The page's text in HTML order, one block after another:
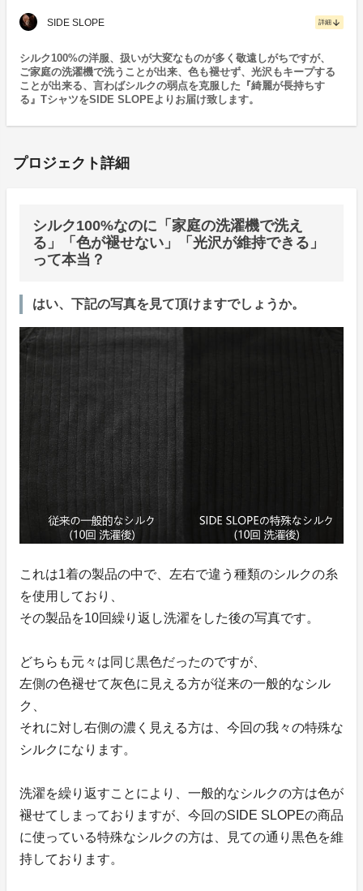
SIDE SLOPE 詳細 arrow_downward
シルク100%の洋服、扱いが大変なものが多く敬遠しがちですが、
ご家庭の洗濯機で洗うことが出来、色も褪せず、光沢もキープする
ことが出来る、言わばシルクの弱点を克服した『綺麗が長持ちす
る』TシャツをSIDE SLOPEよりお届け致します。
プロジェクト詳細
シルク100%なのに「家庭の洗濯機で洗え
る」「色が褪せない」「光沢が維持できる」
って本当？
はい、下記の写真を見て頂けますでしょうか。
これは1着の製品の中で、左右で違う種類のシルクの糸
を使用しており、
その製品を10回繰り返し洗濯をした後の写真です。
どちらも元々は同じ黒色だったのですが、
左側の色褪せて灰色に見える方が従来の一般的なシル
ク、
それに対し右側の濃く見える方は、今回の我々の特殊な
シルクになります。
洗濯を繰り返すことにより、一般的なシルクの方は色が
褪せてしまっておりますが、今回のSIDE SLOPEの商品
に使っている特殊なシルクの方は、見ての通り黒色を維
持しております。